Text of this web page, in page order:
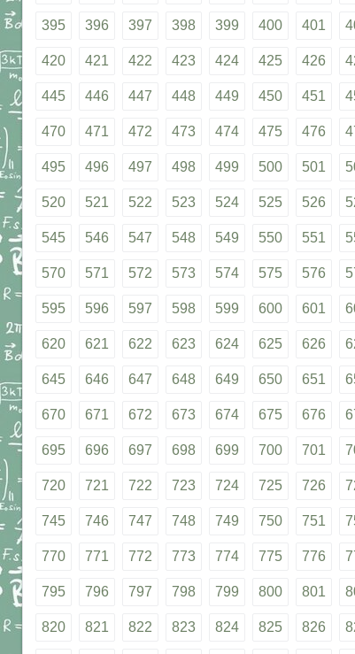
395 396 397 398 399 400 401
420 421 422 423 424 425 426
445 446 447 448 449 450 451
470 471 472 473 474 475 476
495 496 497 498 499 500 501
520 521 522 523 524 525 526
545 546 547 548 549 550 551
570 571 572 573 574 575 576
595 596 597 598 599 600 601
620 621 622 623 624 625 626
645 646 647 648 649 650 651
670 671 672 673 674 675 676
695 696 697 698 699 700 701
720 721 722 723 724 725 726
745 746 747 748 749 750 751
770 771 772 773 774 775 776
795 796 797 798 799 800 801
820 821 822 823 824 825 826